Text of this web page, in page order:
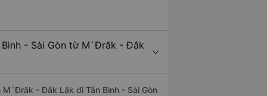
- Sài Gòn từ M`Đrăk - Đắk
- Đắk Lắk đi Tân Bình - Sài Gòn